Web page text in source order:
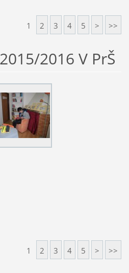
1 2 3 4 5 > >>
2016 V PrŠ
1 2 3 4 5 > >>